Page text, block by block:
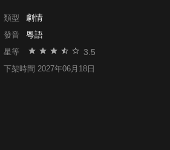
類型 劇情
發音 粵語
星等 3.5
下架時間 2027年06月18日